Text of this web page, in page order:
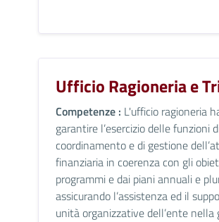
Ufficio Ragioneria e
Competenze : L'ufficio ragioneria
garantire l’esercizio delle funzioni
coordinamento e di gestione
finanziaria in coerenza con gli
programmi e dai piani annuali e
assicurando l’assistenza ed il
unità organizzative dell’ente nella